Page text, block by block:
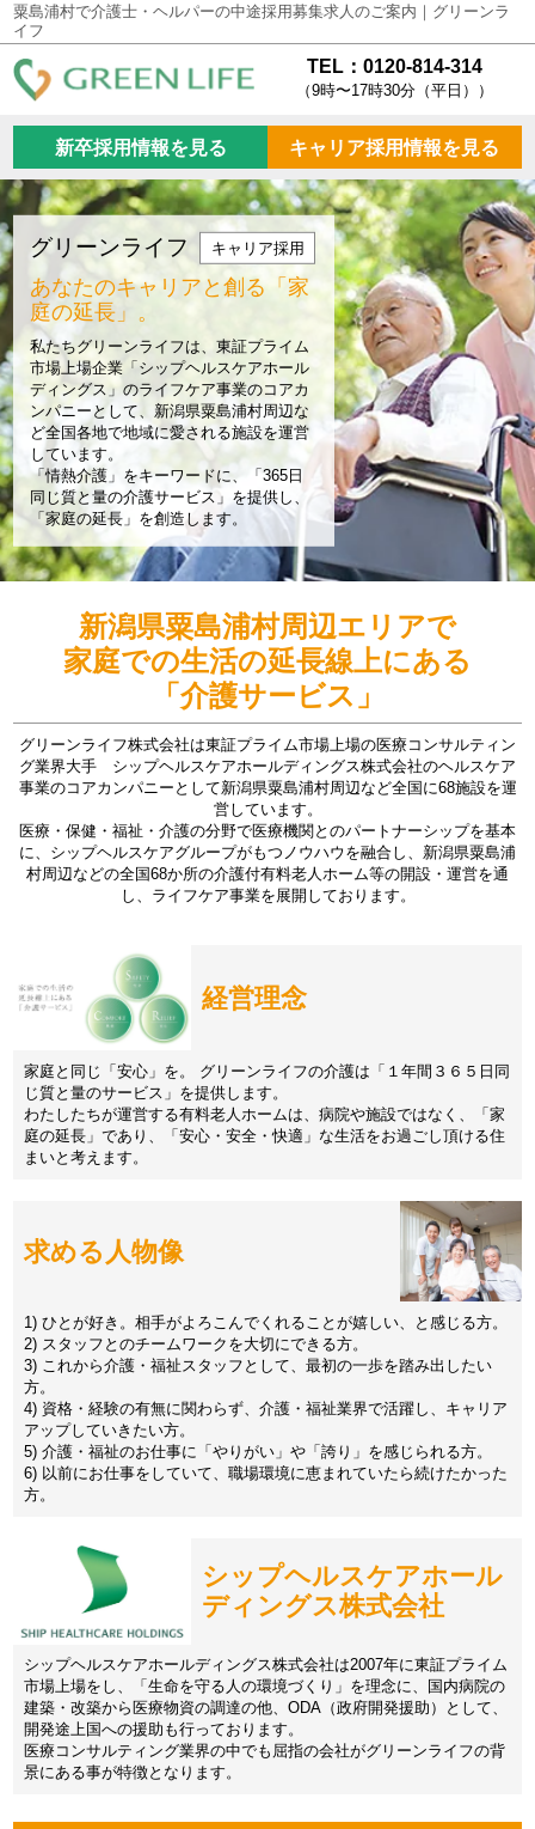
粟島浦村で介護士・ヘルパーの中途採用募集求人のご案内｜グリーンラ
イフ
TEL：0120-814-314
（9時〜17時30分（平日））
新卒採用情報を見る キャリア採用情報を見る
グリーンライフ キャリア採用
あなたのキャリアと創る「家
庭の延長」。
私たちグリーンライフは、東証プライム
市場上場企業「シップヘルスケアホール
ディングス」のライフケア事業のコアカ
ンパニーとして、新潟県粟島浦村周辺な
ど全国各地で地域に愛される施設を運営
しています。
「情熱介護」をキーワードに、「365日
同じ質と量の介護サービス」を提供し、
「家庭の延長」を創造します。
新潟県粟島浦村周辺エリアで
家庭での生活の延長線上にある
「介護サービス」
グリーンライフ株式会社は東証プライム市場上場の医療コンサルティン
グ業界大手 シップヘルスケアホールディングス株式会社のヘルスケア
事業のコアカンパニーとして新潟県粟島浦村周辺など全国に68施設を運
営しています。
医療・保健・福祉・介護の分野で医療機関とのパートナーシップを基本
に、シップヘルスケアグループがもつノウハウを融合し、新潟県粟島浦
村周辺などの全国68か所の介護付有料老人ホーム等の開設・運営を通
し、ライフケア事業を展開しております。
経営理念
家庭と同じ「安心」を。 グリーンライフの介護は「１年間３６５日同
じ質と量のサービス」を提供します。
わたしたちが運営する有料老人ホームは、病院や施設ではなく、「家
庭の延長」であり、「安心・安全・快適」な生活をお過ごし頂ける住
まいと考えます。
求める人物像
1) ひとが好き。相手がよろこんでくれることが嬉しい、と感じる方。
2) スタッフとのチームワークを大切にできる方。
3) これから介護・福祉スタッフとして、最初の一歩を踏み出したい
方。
4) 資格・経験の有無に関わらず、介護・福祉業界で活躍し、キャリア
アップしていきたい方。
5) 介護・福祉のお仕事に「やりがい」や「誇り」を感じられる方。
6) 以前にお仕事をしていて、職場環境に恵まれていたら続けたかった
方。
シップヘルスケアホール
ディングス株式会社
シップヘルスケアホールディングス株式会社は2007年に東証プライム
市場上場をし、「生命を守る人の環境づくり」を理念に、国内病院の
建築・改築から医療物資の調達の他、ODA（政府開発援助）として、
開発途上国への援助も行っております。
医療コンサルティング業界の中でも屈指の会社がグリーンライフの背
景にある事が特徴となります。